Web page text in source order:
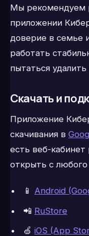
Мы рекомендуем
приложении
доверие в семье
работать
пытаться
Скачать и
Приложение
скачивания в
есть веб-
открыть с любого
📱 Android
📲 RuStore
🍏 iOS (App